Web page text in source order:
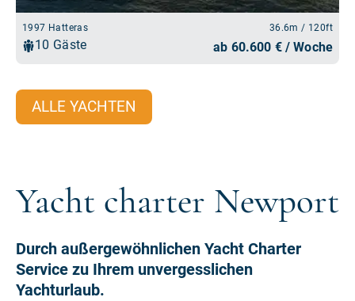
ALLE YACHTEN
Yacht charter Newport
Durch außergewöhnlichen Yacht Charter
Service zu Ihrem unvergesslichen
Yachturlaub.